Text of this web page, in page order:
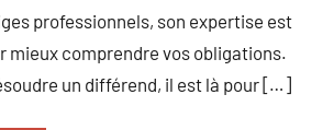
professionnels, son expertise est
mieux comprendre vos obligations.
un différend, il est là pour […]